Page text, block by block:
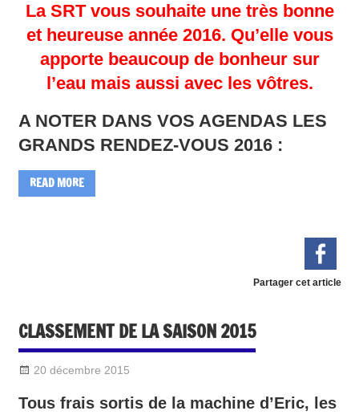
La SRT vous souhaite une très bonne
et heureuse année 2016. Qu’elle vous
apporte beaucoup de bonheur sur
l’eau mais aussi avec les vôtres.
A NOTER DANS VOS AGENDAS LES
GRANDS RENDEZ-VOUS 2016 :
READ MORE
Partager cet article
CLASSEMENT DE LA SAISON 2015
20 décembre 2015
Tous frais sortis de la machine d’Eric, les